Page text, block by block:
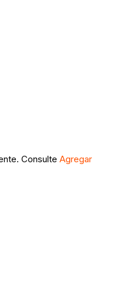
Consulte Agregar